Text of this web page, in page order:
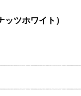
ツホワイト）